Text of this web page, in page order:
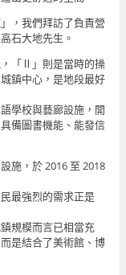
，我們拜訪了負責營
石大地先生。
「Ⅱ」則是當時的操
鎮中心，是地段最好
學校與藝廊設施，開
備圖書機能、能發信
施，於 2016 至 2018
最強烈的需求正是
規模而言已相當充
是結合了美術館、博